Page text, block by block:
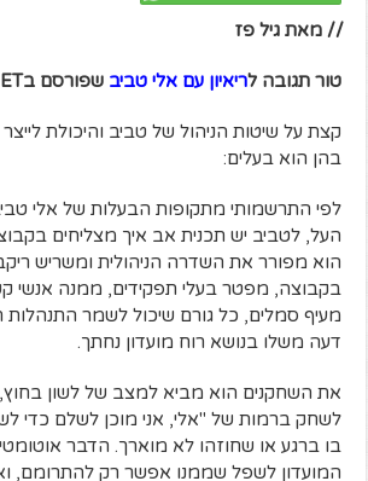
// מאת גיל פז
טור תגובה לריאיון עם אלי טביב שפורסם בYNET
קצת על שיטות הניהול של טביב והיכולת
בהן הוא בעלים:
לפי התרשמותי מתקופות הבעלות של אלי
העל, לטביב יש תכנית אב איך מצליחים
הוא מפורר את השדרה הניהולית ומשריש
בקבוצה, מפטר בעלי תפקידים, ממנה אנשי
מעיף סמלים, כל גורם שיכול לשמר התנהלות
דעה משלו בנושא רוח מועדון נחתך.
את השחקנים הוא מביא למצב של לשון
לשחק ברמות של "אלי, אני מוכן לשלם כדי
בו ברגע או שחוזהו לא מוארך. הדבר
המועדון לשפל שממנו אפשר רק להתרומם,